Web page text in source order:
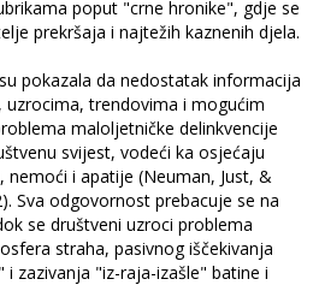
poput "crne hronike", gdje se
prekršaja i najtežih kaznenih djela.
pokazala da nedostatak informacija
uzrocima, trendovima i mogućim
maloljetničke delinkvencije
svijest, vodeći ka osjećaju
nemoći i apatije (Neuman, Just, &
Sva odgovornost prebacuje se na
se društveni uzroci problema
straha, pasivnog iščekivanja
zazivanja "iz-raja-izašle" batine i